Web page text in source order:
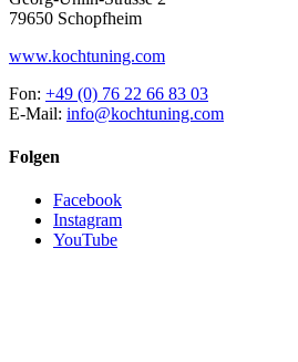
79650 Schopfheim
www.kochtuning.com
Fon: +49 (0) 76 22 66 83 03
E-Mail: info@kochtuning.com
Folgen
Facebook
Instagram
YouTube